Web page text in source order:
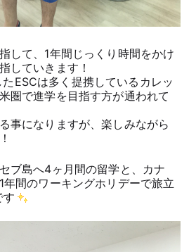
して、1年間じっくり時間をかけ
していきます！
ESCは多く提携しているカレッ
圏で進学を目指す方が通われて
事になりますが、楽しみながら
ブ島へ4ヶ月間の留学と、カナ
間のワーキングホリデーで旅立
す